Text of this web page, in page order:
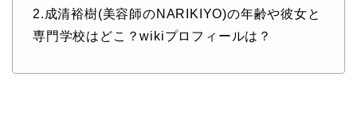
2.成清裕樹(美容師のNARIKIYO)の年齢や彼女と
専門学校はどこ？wikiプロフィールは？